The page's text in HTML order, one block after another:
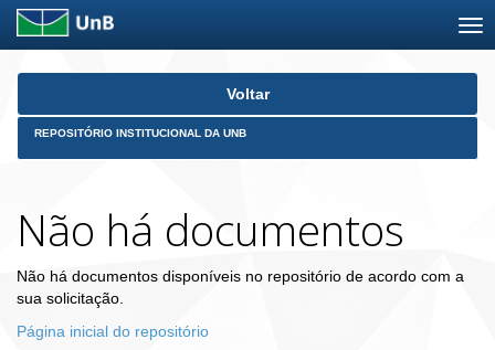
Skip
Voltar
REPOSITÓRIO INSTITUCIONAL DA UNB
Não há documentos
Não há documentos disponíveis no repositório de acordo com a
sua solicitação.
Página inicial do repositório